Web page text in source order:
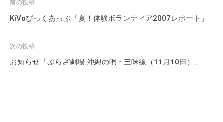
投
稿
ビ
ゲ
ョ
前の投稿
KiVoぴっくあっぷ「夏！体験ボランティア2007レポート」
次の投稿
お知らせ「ぷらざ劇場 沖縄の唄・三味線（11月10日）」